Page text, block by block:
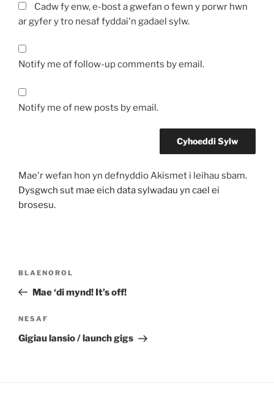
Cadw fy enw, e-bost a gwefan o fewn y porwr hwn
ar gyfer y tro nesaf fyddai'n gadael sylw.
Notify me of follow-up comments by email.
Notify me of new posts by email.
Mae'r wefan hon yn defnyddio Akismet i leihau sbam.
Dysgwch sut mae eich data sylwadau yn cael ei
brosesu.
Cofnod
Blaenorol
BLAENOROL
Mae ‘di mynd! It’s off!
Cofnod
Nesaf
NESAF
Gigiau lansio / launch gigs